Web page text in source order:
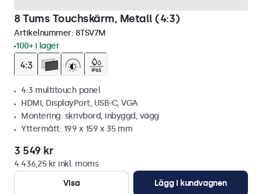
8 Tums Touchskärm, Metall (4:3)
Artikelnummer: 8TSV7M
100+ i lager
4:3 multitouch panel
HDMI, DisplayPort, USB-C, VGA
Montering: skrivbord, inbyggd, vägg
Yttermått: 199 x 159 x 35 mm
3 549 kr
4 436,25 kr inkl. moms
Visa
Lägg i kundvagnen